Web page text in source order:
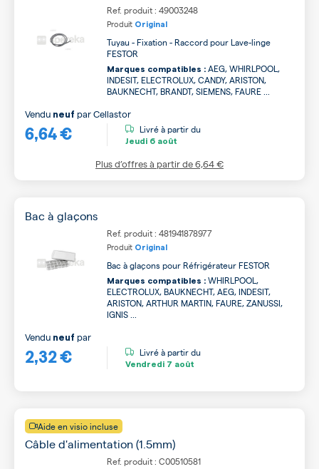
Ref. produit : 49003248
Produit Original
Tuyau - Fixation - Raccord pour Lave-linge
FESTOR
Marques compatibles : AEG, WHIRLPOOL,
INDESIT, ELECTROLUX, CANDY, ARISTON,
BAUKNECHT, BRANDT, SIEMENS, FAURE ...
6,64 €
Vendu neuf parCellastor
Livré à partir du
Jeudi 6 août
Plus d’offres à partir de6,64 €
Bac à glaçons
Ref. produit : 481941878977
Produit Original
Bac à glaçons pour Réfrigérateur FESTOR
Marques compatibles : WHIRLPOOL,
ELECTROLUX, BAUKNECHT, AEG, INDESIT,
ARISTON, ARTHUR MARTIN, FAURE, ZANUSSI,
IGNIS ...
2,32 €
Vendu neuf par
Livré à partir du
Vendredi 7 août
Aide en visio incluse
Câble d'alimentation (1.5mm)
Ref. produit : C00510581